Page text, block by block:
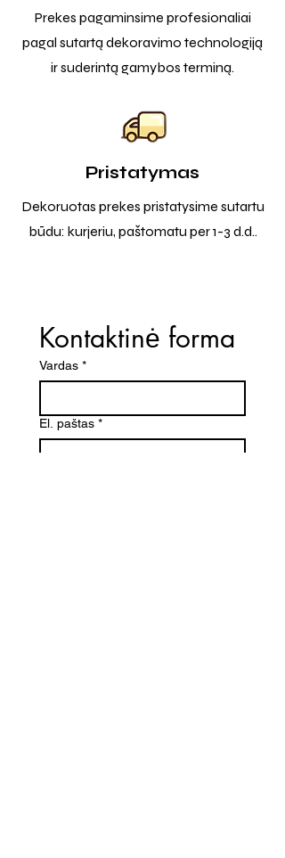
Prekes pagaminsime profesionaliai
pagal sutartą dekoravimo technologiją
ir suderintą gamybos terminą.
Pristatymas
Dekoruotas prekes pristatysime sutartu
būdu: kurjeriu, paštomatu per 1-3 d.d..
Kontaktinė forma
Vardas *
El. paštas *